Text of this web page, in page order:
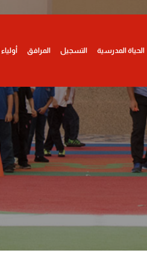
الحياة المدرسية التسجيل المرافق